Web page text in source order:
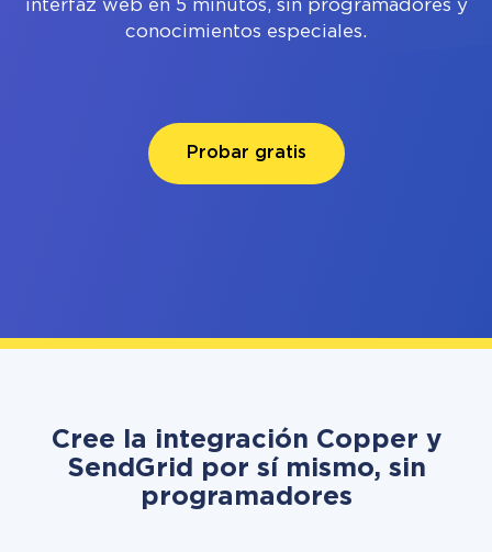
interfaz web en 5 minutos, sin programadores y
conocimientos especiales.
Probar gratis
Cree la integración Copper y
SendGrid por sí mismo, sin
programadores